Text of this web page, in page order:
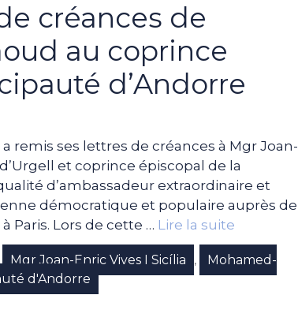
créances de
au coprince
d’Andorre
remis ses lettres de créances à Mgr Joan-
et coprince épiscopal de la
d’ambassadeur extraordinaire et
démocratique et populaire auprès de
Paris. Lors de cette … Lire la suite
Mgr Joan-Enric Vives I Sicília ,
Mohamed-
d'Andorre